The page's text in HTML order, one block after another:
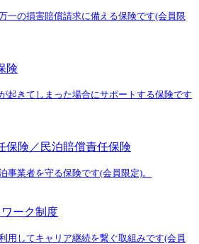
一の損害賠償請求に備える保険です(会員限
険
起きてしまった場合にサポートする保険です
保険／民泊賠償責任保険
事業者を守る保険です(会員限定)。
ーク制度
用してキャリア継続を繋ぐ取組みです(会員